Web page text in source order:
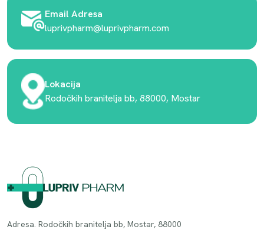
Email Adresa
luprivpharm@luprivpharm.com
Lokacija
Rodočkih branitelja bb, 88000, Mostar
Adresa. Rodočkih branitelja bb, Mostar, 88000